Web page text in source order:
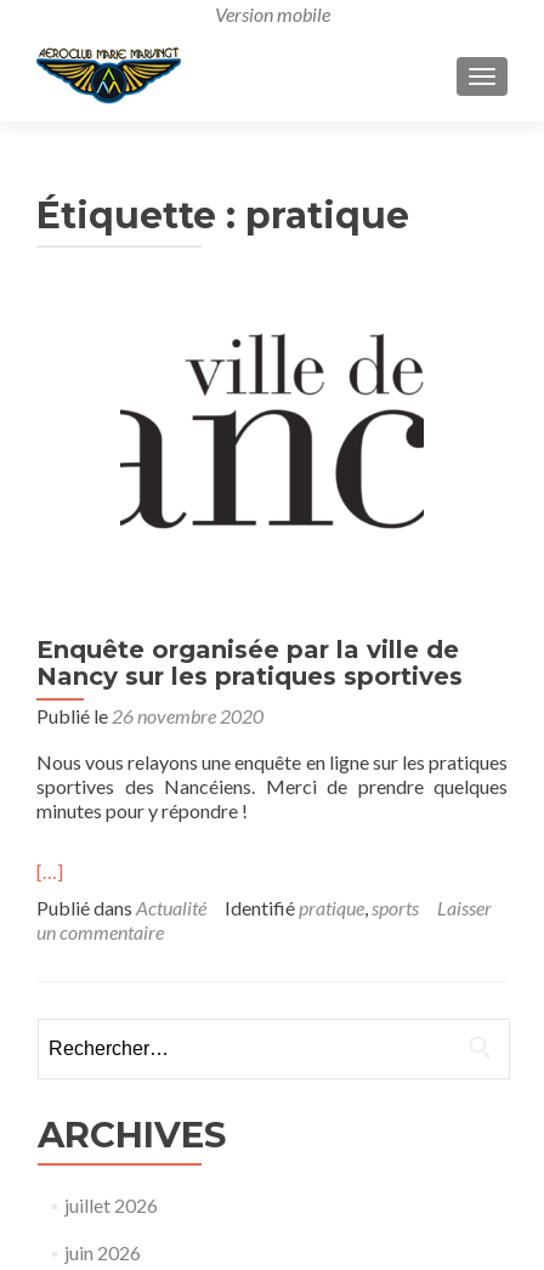
Étiquette : pratique
Enquête organisée par la ville de
Nancy sur les pratiques sportives
Publié le 26 novembre 2020
Nous vous relayons une enquête en ligne sur les pratiques
sportives des Nancéiens. Merci de prendre quelques
minutes pour y répondre !
[…]
Publié dans Actualité Identifiépratique,sports
Laisser
un commentaire
ARCHIVES
juillet 2026
juin 2026